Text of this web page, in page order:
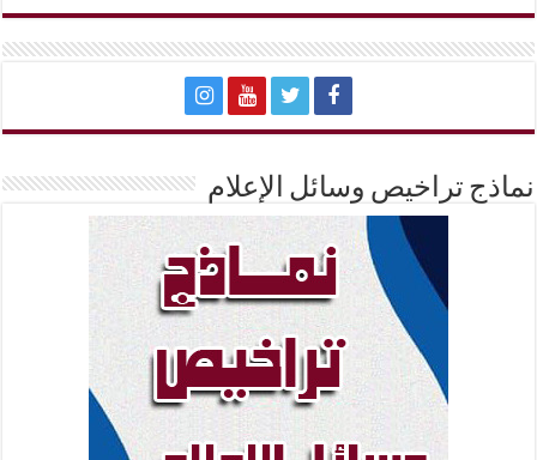
نماذج تراخيص وسائل الإعلام